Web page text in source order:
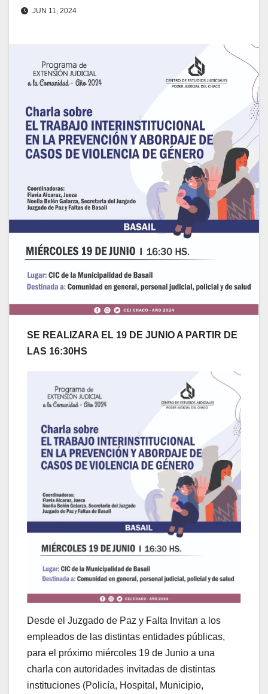
JUN 11, 2024
SE REALIZARA EL 19 DE JUNIO A PARTIR DE
LAS 16:30HS
Desde el Juzgado de Paz y Falta Invitan a los
empleados de las distintas entidades públicas,
para el próximo miércoles 19 de Junio a una
charla con autoridades invitadas de distintas
instituciones (Policía, Hospital, Municipio,